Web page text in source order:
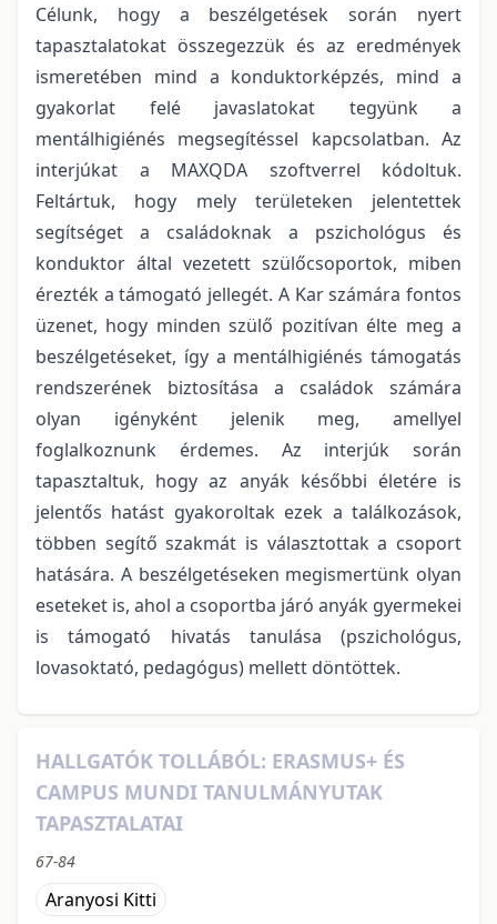
Célunk, hogy a beszélgetések során nyert
tapasztalatokat összegezzük és az eredmények
ismeretében mind a konduktorképzés, mind a
gyakorlat felé javaslatokat tegyünk a
mentálhigiénés megsegítéssel kapcsolatban. Az
interjúkat a MAXQDA szoftverrel kódoltuk.
Feltártuk, hogy mely területeken jelentettek
segítséget a családoknak a pszichológus és
konduktor által vezetett szülőcsoportok, miben
érezték a támogató jellegét. A Kar számára fontos
üzenet, hogy minden szülő pozitívan élte meg a
beszélgetéseket, így a mentálhigiénés támogatás
rendszerének biztosítása a családok számára
olyan igényként jelenik meg, amellyel
foglalkoznunk érdemes. Az interjúk során
tapasztaltuk, hogy az anyák későbbi életére is
jelentős hatást gyakoroltak ezek a találkozások,
többen segítő szakmát is választottak a csoport
hatására. A beszélgetéseken megismertünk olyan
eseteket is, ahol a csoportba járó anyák gyermekei
is támogató hivatás tanulása (pszichológus,
lovasoktató, pedagógus) mellett döntöttek.
HALLGATÓK TOLLÁBÓL: ERASMUS+ ÉS
CAMPUS MUNDI TANULMÁNYUTAK
TAPASZTALATAI
67-84
Aranyosi Kitti